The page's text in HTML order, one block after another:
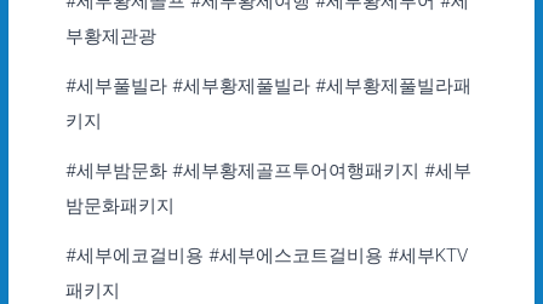
부황제관광
#세부풀빌라 #세부황제풀빌라 #세부황제풀빌라패
키지
#세부밤문화 #세부황제골프투어여행패키지 #세부
밤문화패키지
#세부에코걸비용 #세부에스코트걸비용 #세부KTV
패키지